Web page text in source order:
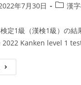
times:
how,
what’s
next?.
年7月30日
Post漢
定1級（漢検1級）の結
Kanken level 1
和